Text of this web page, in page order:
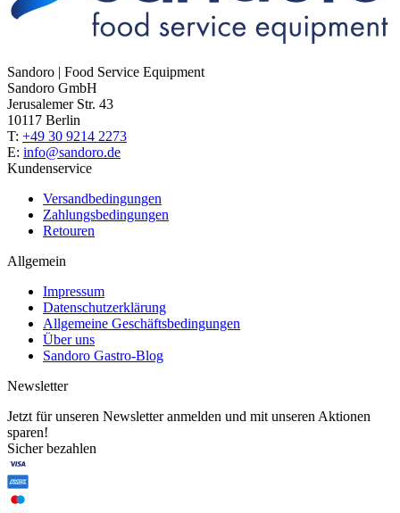
Sandoro | Food Service Equipment
Sandoro GmbH
Jerusalemer Str. 43
10117 Berlin
T: +49 30 9214 2273
E: info@sandoro.de
Kundenservice
Versandbedingungen
Zahlungsbedingungen
Retouren
Allgemein
Impressum
Datenschutzerklärung
Allgemeine Geschäftsbedingungen
Über uns
Sandoro Gastro-Blog
Newsletter
Jetzt für unseren Newsletter anmelden und mit unseren Aktionen
sparen!
Sicher bezahlen